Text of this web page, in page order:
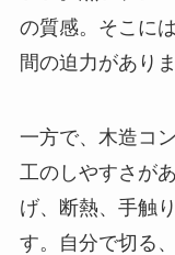
の質感。そこに
間の迫力がありま
一方で、木造コ
工のしやすさが
げ、断熱、手触
す。自分で切る